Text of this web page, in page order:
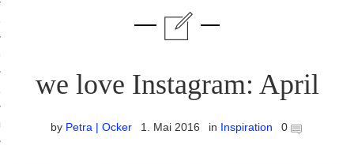
Workshops
we love Instagram: April
by Petra | Ocker 1. Mai 2016 in Inspiration 0